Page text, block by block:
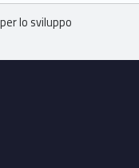
lo sviluppo